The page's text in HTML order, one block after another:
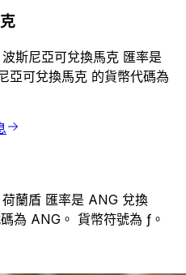
斯尼亞可兌換馬克 匯率是
亞可兌換馬克 的貨幣代碼為
蘭盾 匯率是 ANG 兌換
為 ANG。 貨幣符號為 ƒ。